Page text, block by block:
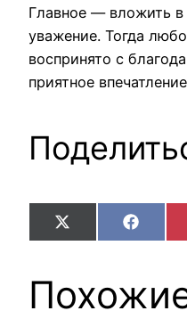
Главное — вложить в
уважение. Тогда
воспринято с
приятное
Share
on
X
(Twitter)
Share
on